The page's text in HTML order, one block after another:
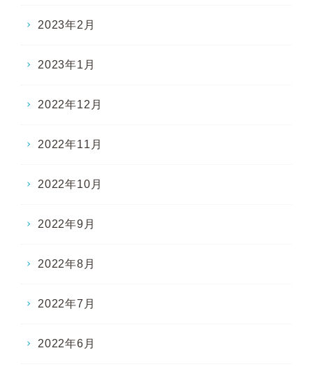
2023年2月
2023年1月
2022年12月
2022年11月
2022年10月
2022年9月
2022年8月
2022年7月
2022年6月